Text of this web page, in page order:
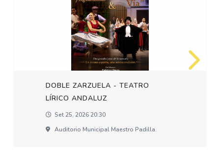
DOBLE ZARZUELA - TEATRO
LÍRICO ANDALUZ
Set 25, 2026 20:30
Auditorio Municipal Maestro Padilla.